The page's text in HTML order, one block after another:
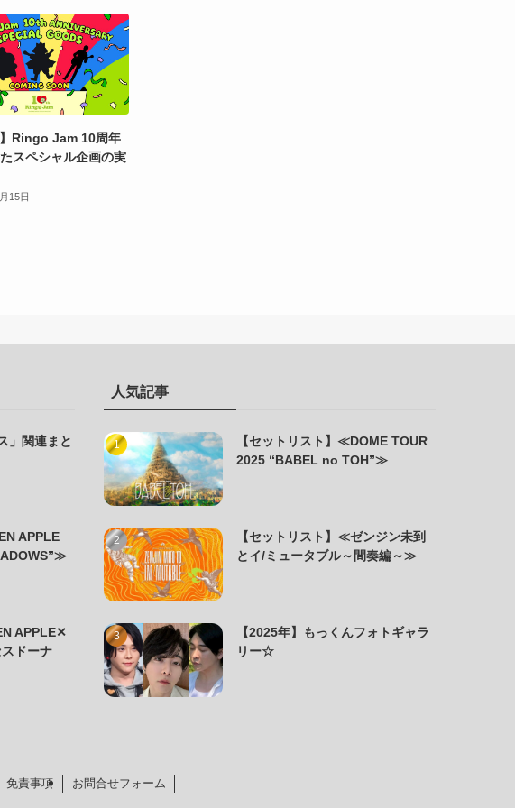
】Ringo Jam 10周年
スペシャル企画の実
15日
」関連まと
APPLE
APPLE✕
ドーナ
人気記事
【セットリスト】≪DOME TOUR
2025 “BABEL no TOH”≫
【セットリスト】≪ゼンジン未到
とイ/ミュータブル～間奏編～≫
【2025年】もっくんフォトギャラ
リー☆
免責事項 お問合せフォーム